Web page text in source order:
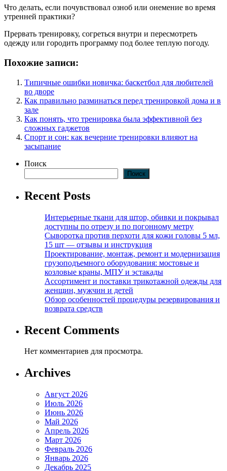
Что делать, если почувствовал озноб или онемение во время
утренней практики?
Прервать тренировку, согреться внутри и пересмотреть
одежду или городить программу под более теплую погоду.
Похожие записи:
Типичные ошибки новичка: баскетбол для любителей
во дворе
Как правильно разминаться перед тренировкой дома и в
зале
Как понять, что тренировка была эффективной без
сложных гаджетов
Спорт и сон: как вечерние тренировки влияют на
засыпание
Поиск
Поиск
Recent Posts
Интерьерные ткани для штор, обивки и покрывал
доступны по отрезу и по погонному метру
Сыворотка против перхоти для кожи головы 5 мл,
15 шт — отзывы и инструкция
Проектирование, монтаж, ремонт и модернизация
грузоподъемного оборудования: мостовые и
козловые краны, МПУ и эстакады
Ассортимент и поставки трикотажной одежды для
женщин, мужчин и детей
Обзор особенностей процедуры резервирования и
возврата средств
Recent Comments
Нет комментариев для просмотра.
Archives
Август 2026
Июль 2026
Июнь 2026
Май 2026
Апрель 2026
Март 2026
Февраль 2026
Январь 2026
Декабрь 2025